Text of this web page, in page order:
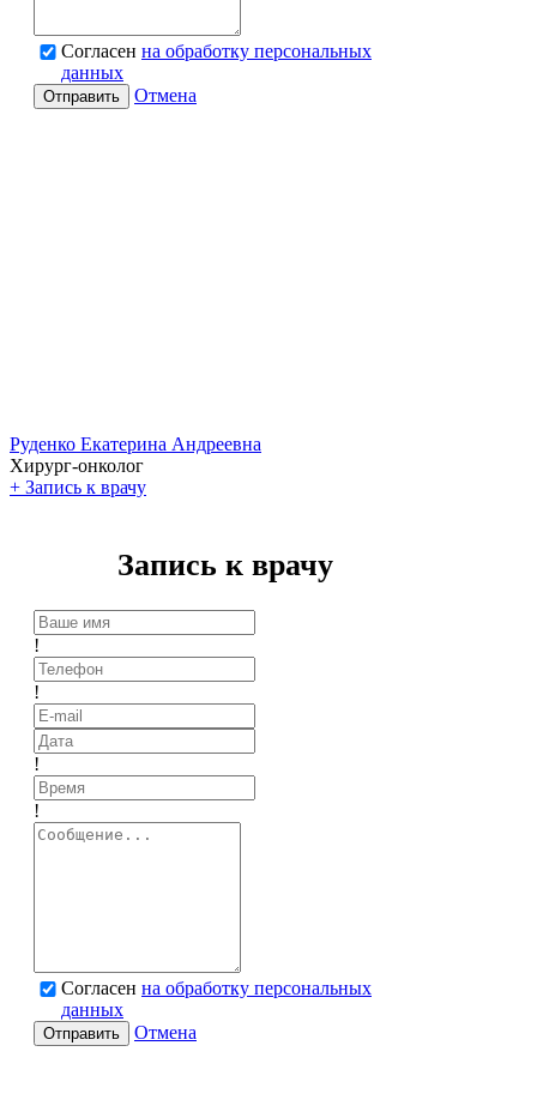
Согласен на обработку персональных
данных
Отправить Отмена
Руденко Екатерина Андреевна
Хирург-онколог
+ Запись к врачу
Запись к врачу
!
!
!
!
Согласен на обработку персональных
данных
Отправить Отмена